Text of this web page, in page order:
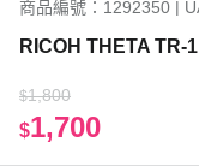
商品編號：1292350 |
RICOH THETA TR-
$1,800
$1,700